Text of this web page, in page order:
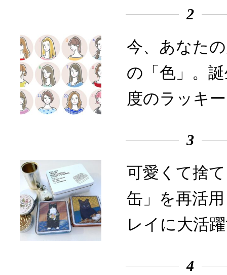
2
今、あなた
の「色」。
度のラッキ
3
可愛くて捨
缶」を再活
レイに大活
4